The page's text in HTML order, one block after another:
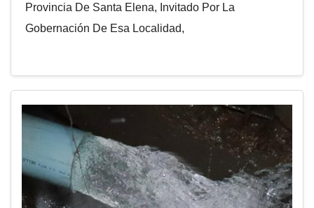
Provincia De Santa Elena, Invitado Por La
Gobernación De Esa Localidad,